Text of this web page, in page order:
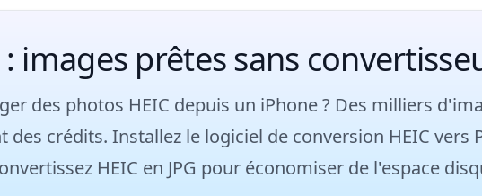
images prêtes sans
des photos HEIC depuis un iPhone ? Des milliers
crédits. Installez le logiciel de conversion HEIC vers
HEIC en JPG pour économiser de l'espace